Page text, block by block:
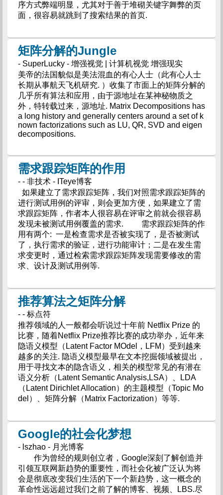
序方式弊端明显，尤其对于善于堆砌关键字舞弊的页
面，很容易就跳到了搜索结果的首页.
矩阵分解的Jungle
- SuperLucky - 增强视觉 | 计算机视觉 增强现实
美帝的法国貌似是美法混血的有心人士（此有心人士
长期从事航天飞机研究. ）收集了市面上的矩阵分解的
几乎所有算法和应用，由于源地址在某神秘物质之
外，特转载过来，源地址. Matrix Decompositions has
a long history and generally centers around a set of k
nown factorizations such as LU, QR, SVD and eigen
decompositions.
需求跟踪矩阵的作用
- - 非技术 - ITeye博客
如果建立了需求跟踪矩阵，我们对照需求跟踪矩阵的
进行测试用例的评审，则会更加方便，如果建立了需
求跟踪矩阵，作者本人很容易在评审之前就会很容易
发现未被测试用例覆盖的需求. 需求跟踪矩阵的作
用有两个: 一是检查需求是否被实现了，是否被测试
了，执行需求的验证，进行功能审计；二是在发生需
求变更时，通过检索需求跟踪矩阵发现需要修改的需
求、设计及测试用例等.
推荐算法之矩阵分解
- - 标点符
推荐领域的人一般都会听说过十年前 Netflix Prize 的
比赛，随着Netflix Prize推荐比赛的成功举办，近年来
隐语义模型（Latent Factor MOdel，LFM）受到越来
越多的关注. 隐语义模型最早在文本挖掘领域被提出，
用于寻找文本的隐含语义，相关的模型常见的有潜在
语义分析（Latent Semantic Analysis,LSA）、LDA
（Latent Dirichlet Allocation）的主题模型（Topic Mo
del）、矩阵分解（Matrix Factorization）等等.
Google的社会化梦想
- lszhao - 月光博客
作为曾经的规则创立者，Google深刻了解创造并
引领互联网新趋势的重要性，而社会化被广泛认为将
会是彻底改变我们生活的下一个新趋势，这一概念的
革命性远远超过我们之前了解的博客、视频、LBS.尽